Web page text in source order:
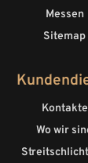
Messen
Sitemap
Kontakte
Wo wir